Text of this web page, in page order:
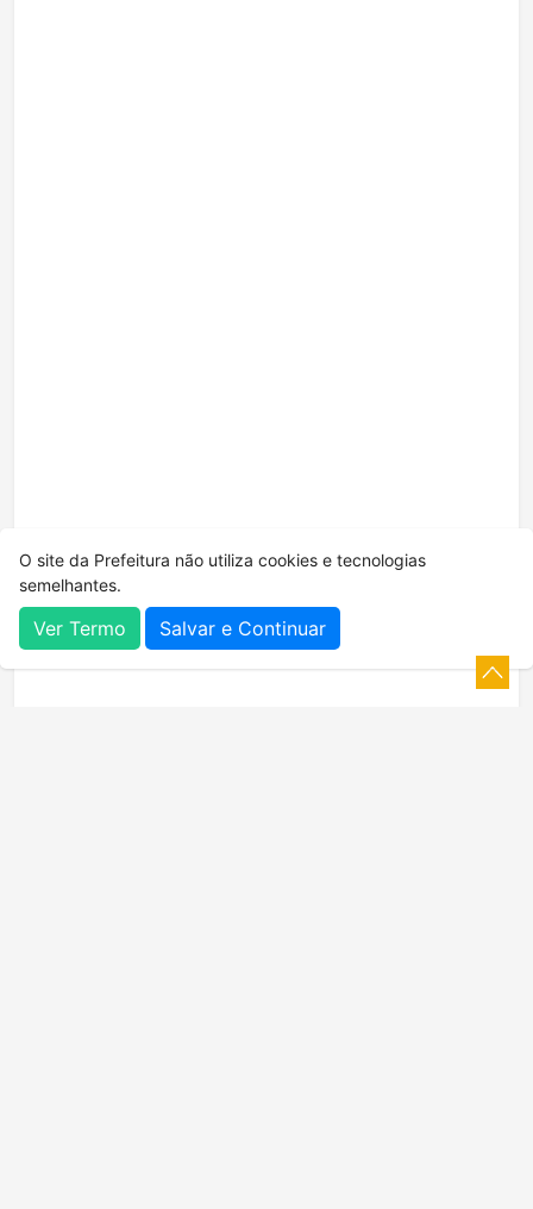
O site da Prefeitura não utiliza cookies e tecnologias
semelhantes.
Ver Termo Salvar e Continuar